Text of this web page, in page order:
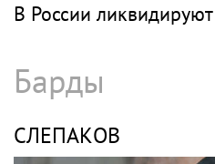
В России
Барды
СЛЕПАКОВ